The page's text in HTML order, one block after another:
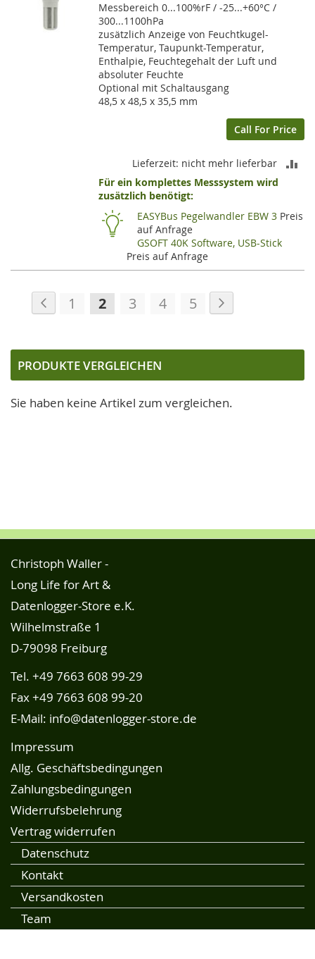
Messbereich 0...100%rF / -25...+60°C /
300...1100hPa
zusätzlich Anzeige von Feuchtkugel-
Temperatur, Taupunkt-Temperatur,
Enthalpie, Feuchtegehalt der Luft und
absoluter Feuchte
Optional mit Schaltausgang
48,5 x 48,5 x 35,5 mm
Call For Price
Lieferzeit: nicht mehr lieferbar
Für ein komplettes Messsystem wird
zusätzlich benötigt:
EASYBus Pegelwandler EBW 3 Preis
auf Anfrage
GSOFT 40K Software, USB-Stick
Preis auf Anfrage
Seite
Seite
ZurückSeite
1
Sie
gerade
die
2 Seite
3 Seite
4 Seite
5
PRODUKTE VERGLEICHEN
Sie haben keine Artikel zum vergleichen.
Christoph Waller -
Long Life for Art &
Datenlogger-Store e.K.
Wilhelmstraße 1
D-79098 Freiburg
Tel. +49 7663 608 99-29
Fax +49 7663 608 99-20
E-Mail: info@datenlogger-store.de
Impressum
Allg. Geschäftsbedingungen
Zahlungsbedingungen
Widerrufsbelehrung
Vertrag widerrufen
Datenschutz
Kontakt
Versandkosten
Team